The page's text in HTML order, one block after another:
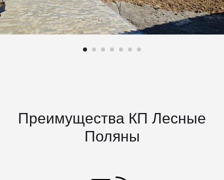
Преимущества КП Лесные
Поляны